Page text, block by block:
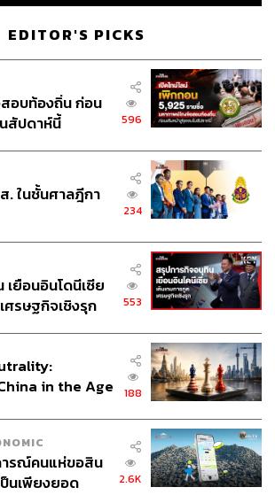
EDITOR'S PICKS
อบท้องถิ่น ก่อน
สัปดาห์นี้
596
. ในชั้นศาลฎีกา
234
ยือนอินโดนีเซีย
ศรษฐกิจเชิงรุก
553
in the Age
188
ารณ์คนแห่ขอสิน
ป็นเพียงยอด
2.6K